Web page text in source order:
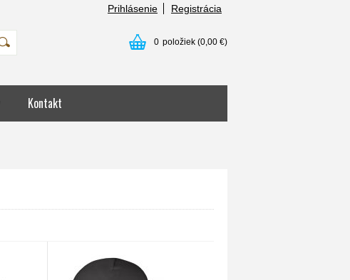
Prihlásenie Registrácia
0 položiek (0,00 €)
Kontakt